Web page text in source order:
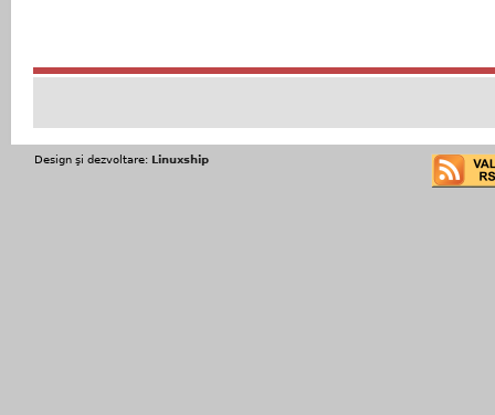
Design şi dezvoltare: Linuxship